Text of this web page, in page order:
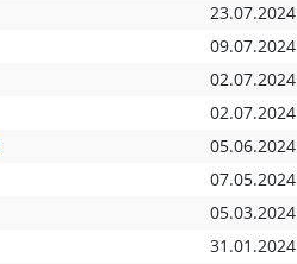
23.07.2024
09.07.2024
02.07.2024
02.07.2024
05.06.2024
07.05.2024
05.03.2024
31.01.2024